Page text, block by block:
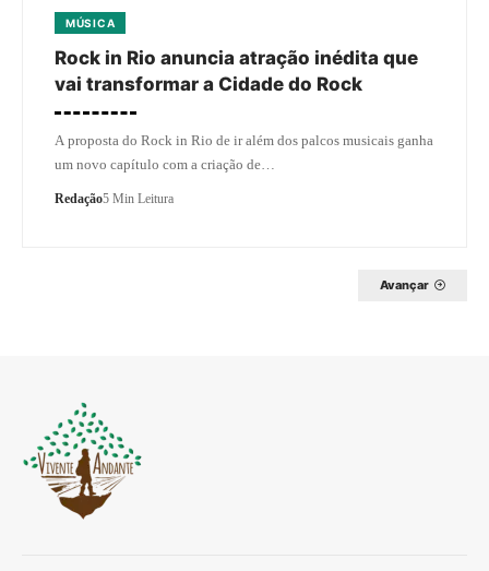
MÚSICA
Rock in Rio anuncia atração inédita que
vai transformar a Cidade do Rock
A proposta do Rock in Rio de ir além dos palcos musicais ganha
um novo capítulo com a criação de…
Redação5 Min Leitura
Avançar